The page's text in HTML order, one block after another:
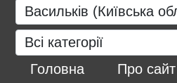
Васильків (Київська
Всі категорії
Головна
Про сайт